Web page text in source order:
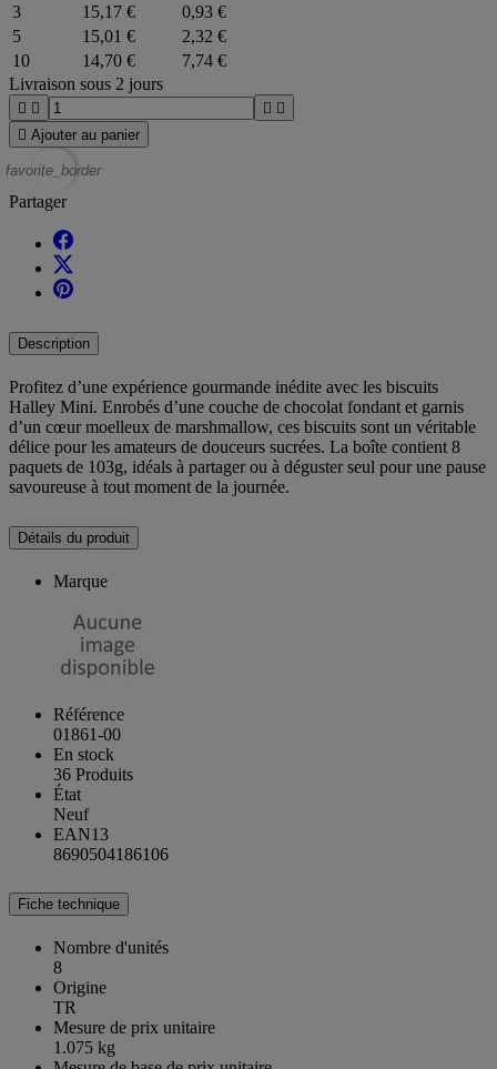
3
15,17 €
0,93 €
5
15,01 €
2,32 €
10
14,70 €
7,74 €
Livraison sous 2 jours
   
 Ajouter au panier
favorite_border
Partager
Description
Profitez d’une expérience gourmande inédite avec les biscuits
Halley Mini. Enrobés d’une couche de chocolat fondant et garnis
d’un cœur moelleux de marshmallow, ces biscuits sont un véritable
délice pour les amateurs de douceurs sucrées. La boîte contient 8
paquets de 103g, idéals à partager ou à déguster seul pour une pause
savoureuse à tout moment de la journée.
Détails du produit
Marque
Référence
01861-00
En stock
36 Produits
État
Neuf
EAN13
8690504186106
Fiche technique
Nombre d'unités
8
Origine
TR
Mesure de prix unitaire
1.075 kg